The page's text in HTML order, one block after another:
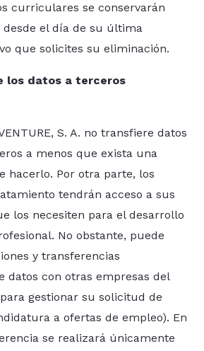
curriculares se conservarán
desde el día de su última
que solicites su eliminación.
los datos a terceros
S. A. no transfiere datos
a menos que exista una
hacerlo. Por otra parte, los
tendrán acceso a sus
los necesiten para el desarrollo
No obstante, puede
y transferencias
datos con otras empresas del
gestionar su solicitud de
a ofertas de empleo). En
se realizará únicamente